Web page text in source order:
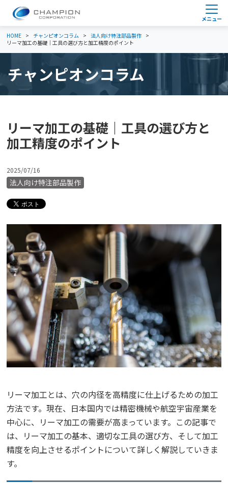
HOME チャンピオンコラム
法人向け特注部品製作
リーマ加工の基礎｜工具の選び方と加工精度のポイント
チャンピオンコラム
リーマ加工の基礎｜工具の選び方と
加工精度のポイント
2025/07/16
法人向け特注部品製作
リーマ加工とは、穴の内径を高精度に仕上げるための加工
方法です。現在、日本国内では精密機械や航空宇宙産業を
中心に、リーマ加工の需要が高まっています。この記事で
は、リーマ加工の基本、適切な工具の選び方、そして加工
精度を向上させるポイントについて詳しく解説していきま
す。